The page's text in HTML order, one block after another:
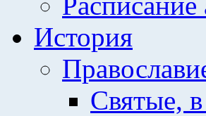
История
Святые,